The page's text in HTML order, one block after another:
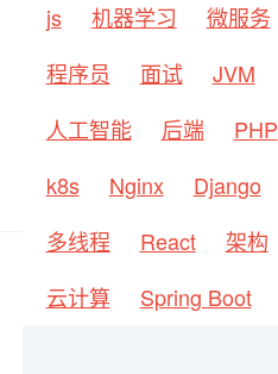
js
机器学习 微服务
程序员
面试 JVM
人工智能
后端 PHP
k8s
Nginx Django
多线程
React 架构
云计算
Spring Boot